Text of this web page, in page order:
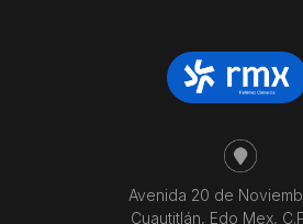
Avenida 20 de
Cuautitlán, Edo Mex,